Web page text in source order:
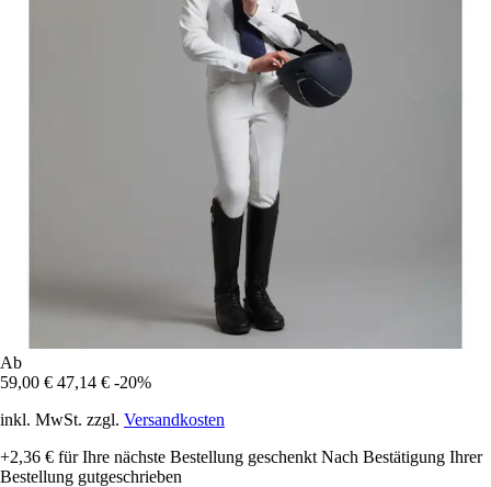
Ab
59,00 € 47,14 € -20%
inkl. MwSt. zzgl. Versandkosten
+2,36 € für Ihre nächste Bestellung geschenkt Nach Bestätigung Ihrer
Bestellung gutgeschrieben